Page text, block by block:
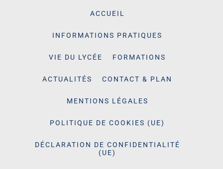
ACCUEIL
INFORMATIONS PRATIQUES
VIE DU LYCÉE FORMATIONS
ACTUALITÉS CONTACT & PLAN
MENTIONS LÉGALES
POLITIQUE DE COOKIES (UE)
DÉCLARATION DE CONFIDENTIALITÉ
(UE)